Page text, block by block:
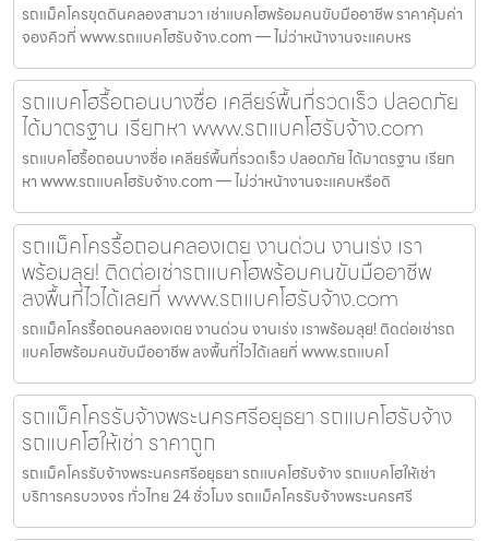
รถแม็คโครขุดดินคลองสามวา เช่าแบคโฮพร้อมคนขับมืออาชีพ ราคาคุ้มค่า
จองคิวที่ www.รถแบคโฮรับจ้าง.com — ไม่ว่าหน้างานจะแคบหร
รถแบคโฮรื้อถอนบางซื่อ เคลียร์พื้นที่รวดเร็ว ปลอดภัย
ได้มาตรฐาน เรียกหา www.รถแบคโฮรับจ้าง.com
รถแบคโฮรื้อถอนบางซื่อ เคลียร์พื้นที่รวดเร็ว ปลอดภัย ได้มาตรฐาน เรียก
หา www.รถแบคโฮรับจ้าง.com — ไม่ว่าหน้างานจะแคบหรือดิ
รถแม็คโครรื้อถอนคลองเตย งานด่วน งานเร่ง เรา
พร้อมลุย! ติดต่อเช่ารถแบคโฮพร้อมคนขับมืออาชีพ
ลงพื้นที่ไวได้เลยที่ www.รถแบคโฮรับจ้าง.com
รถแม็คโครรื้อถอนคลองเตย งานด่วน งานเร่ง เราพร้อมลุย! ติดต่อเช่ารถ
แบคโฮพร้อมคนขับมืออาชีพ ลงพื้นที่ไวได้เลยที่ www.รถแบคโ
รถแม็คโครรับจ้างพระนครศรีอยุธยา รถแบคโฮรับจ้าง
รถแบคโฮให้เช่า ราคาถูก
รถแม็คโครรับจ้างพระนครศรีอยุธยา รถแบคโฮรับจ้าง รถแบคโฮให้เช่า
บริการครบวงจร ทั่วไทย 24 ชั่วโมง รถแม็คโครรับจ้างพระนครศรี